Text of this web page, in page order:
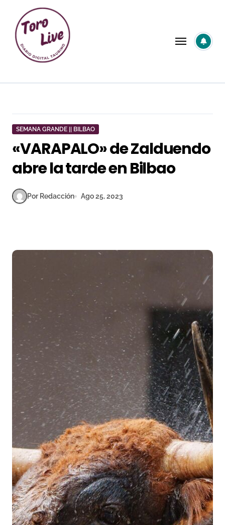
contenido
SEMANA GRANDE || BILBAO
«VARAPALO» de Zalduendo
abre la tarde en Bilbao
Por Redacción Ago 25, 2023